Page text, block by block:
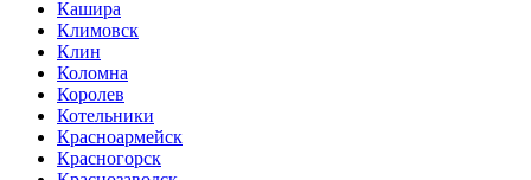
Кашира
Климовск
Клин
Коломна
Королев
Котельники
Красноармейск
Красногорск